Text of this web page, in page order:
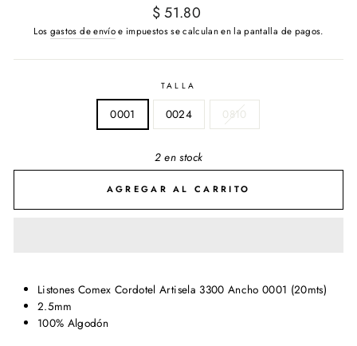
Precio
habitual
$ 51.80
Los gastos de envíoe impuestos se calculan en la pantalla de pagos.
TALLA
0001 0024 0810
2 en stock
AGREGAR AL CARRITO
Listones Comex Cordotel Artisela 3300 Ancho 0001 (20mts)
2.5mm
100% Algodón